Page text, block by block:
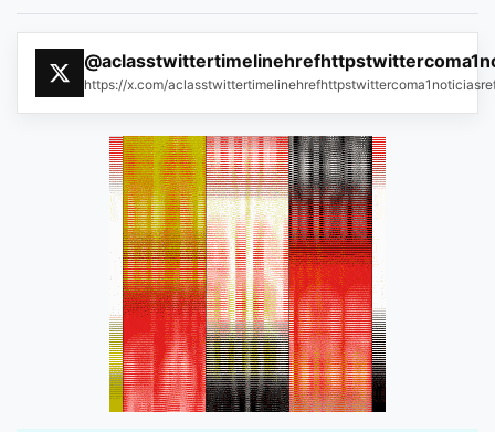
https://x.com/